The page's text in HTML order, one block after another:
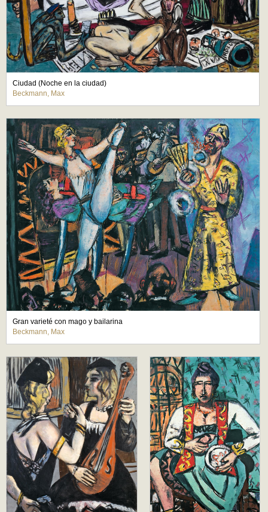
Ciudad (Noche en la ciudad)
Beckmann, Max
Gran varieté con mago y bailarina
Beckmann, Max